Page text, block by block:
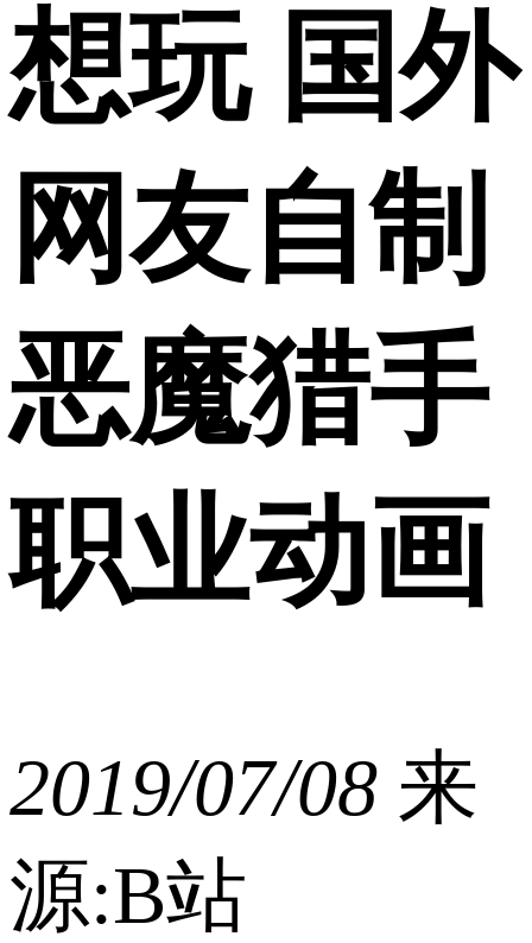
想玩 国外
网友自制
恶魔猎手
职业动画
2019/07/08 来
源:B站